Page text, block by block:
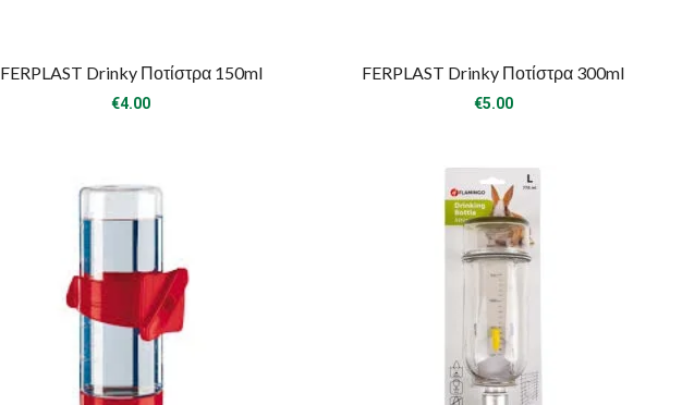
FERPLAST Drinky Ποτίστρα 150ml
€4.00
FERPLAST Drinky Ποτίστρα 300ml
€5.00